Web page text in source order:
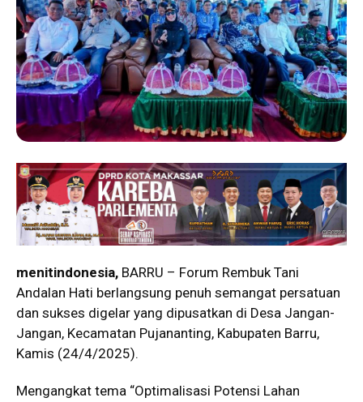
menitindonesia, BARRU – Forum Rembuk Tani
Andalan Hati berlangsung penuh semangat persatuan
dan sukses digelar yang dipusatkan di Desa Jangan-
Jangan, Kecamatan Pujananting, Kabupaten Barru,
Kamis (24/4/2025).
Mengangkat tema “Optimalisasi Potensi Lahan